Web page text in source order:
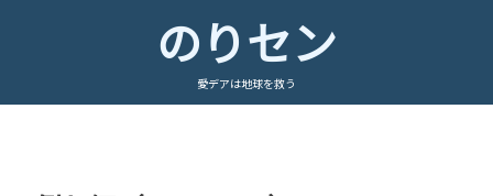
のりセン
愛デアは地球を救う